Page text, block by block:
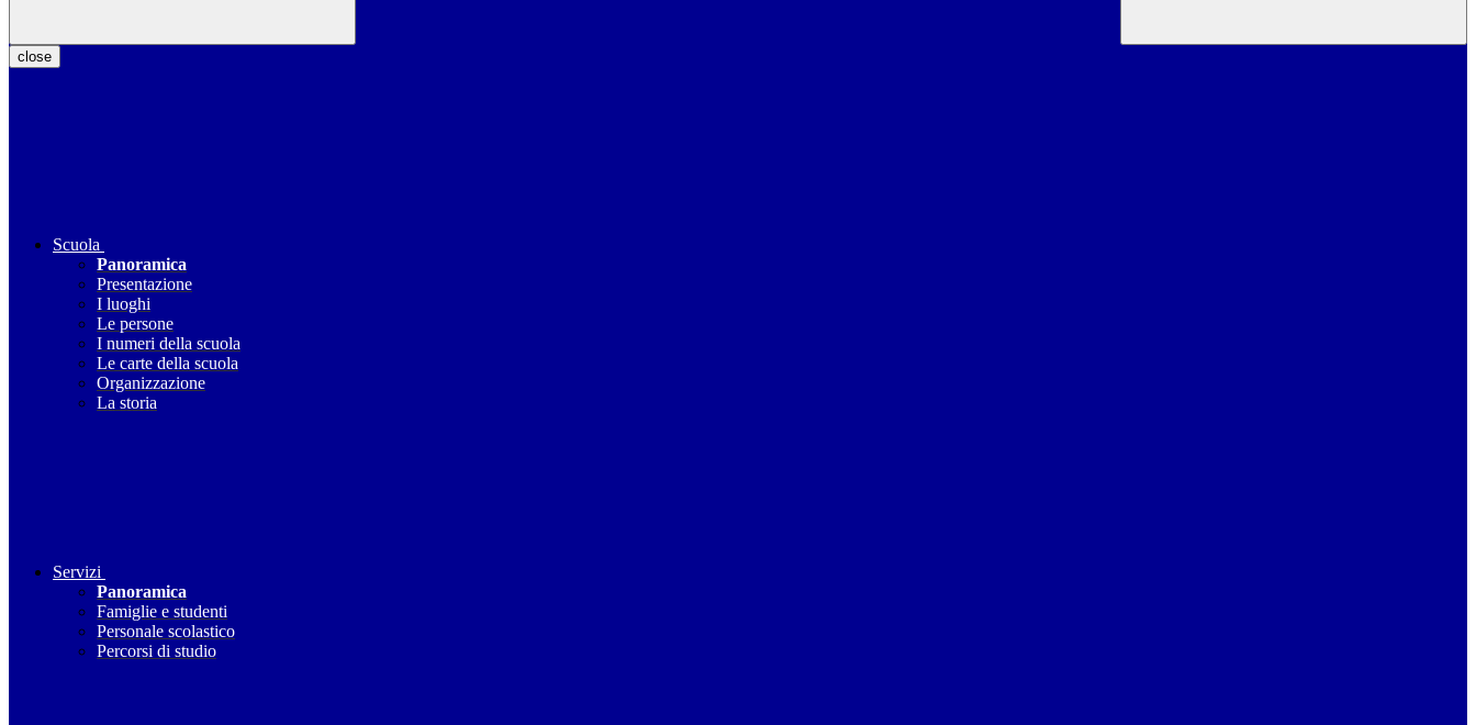
close
Scuola
Panoramica
Presentazione
I luoghi
Le persone
I numeri della scuola
Le carte della scuola
Organizzazione
La storia
Servizi
Panoramica
Famiglie e studenti
Personale scolastico
Percorsi di studio